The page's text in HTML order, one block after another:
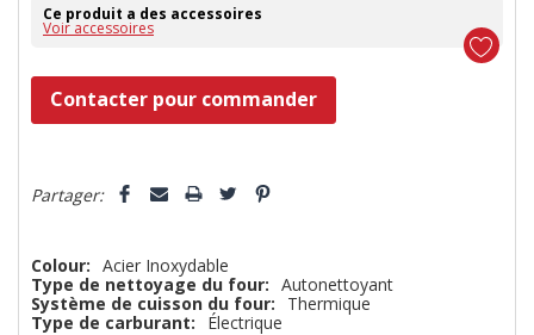
Ce produit a des accessoires
Voir accessoires
Dépêchez-
vous!
n’en
plus
que
Contacter pour commander
Partager:
Colour: Acier Inoxydable
Type de nettoyage du four: Autonettoyant
Système de cuisson du four:
Thermique
Type de carburant:
Électrique